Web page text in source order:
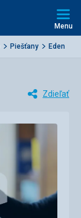
Menu
Piešťany Eden
Zdieľať